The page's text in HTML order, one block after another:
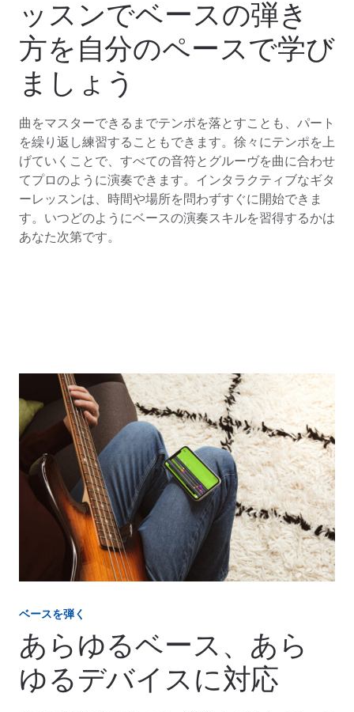
ッスンでベースの弾き
方を自分のペースで学び
ましょう
曲をマスターできるまでテンポを落とすことも、パート
を繰り返し練習することもできます。徐々にテンポを上
げていくことで、すべての音符とグルーヴを曲に合わせ
てプロのように演奏できます。インタラクティブなギタ
ーレッスンは、時間や場所を問わずすぐに開始できま
す。いつどのようにベースの演奏スキルを習得するかは
あなた次第です。
ベースを弾く
あらゆるベース、あら
ゆるデバイスに対応